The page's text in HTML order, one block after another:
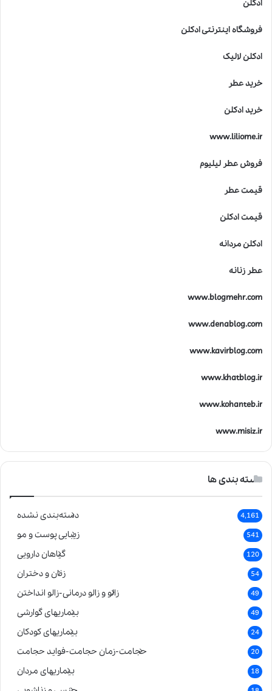
ادکلن
فروشگاه اینترنتی ادکلن
ادکلن لالیک
خرید عطر
خرید ادکلن
www.liliome.ir
فروش عطر لیلیوم
قیمت عطر
قیمت ادکلن
ادکلن مردانه
عطر زنانه
www.blogmehr.com
www.denablog.com
www.kavirblog.com
www.khatblog.ir
www.kohanteb.ir
www.misiz.ir
دسته بندی ها
دسته‌بندی نشده 4,161
زیبایی پوست و مو 541
گیاهان دارویی 120
زنان و دختران 54
زالو و زالو درمانی-زالو انداختن 49
بیماریهای گوارشی 49
بیماریهای کودکان 24
حجامت-زمان حجامت-فواید حجامت 20
بیماریهای مردان 18